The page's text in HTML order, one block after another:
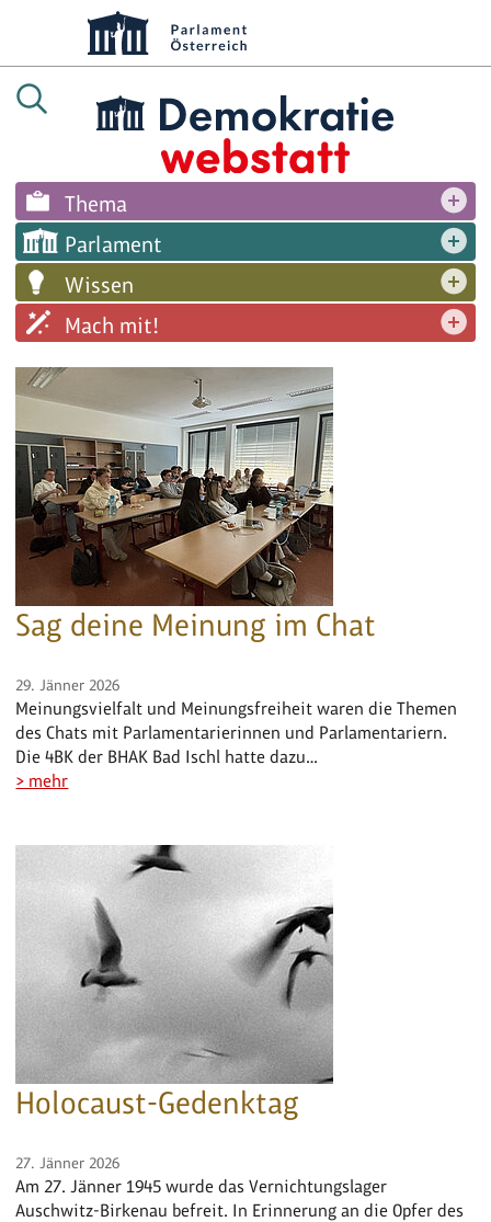
Thema
Parlament
Wissen
Mach mit!
Sag deine Meinung im Chat
29. Jänner 2026
Meinungsvielfalt und Meinungsfreiheit waren die Themen
des Chats mit Parlamentarierinnen und Parlamentariern.
Die 4BK der BHAK Bad Ischl hatte dazu…
> mehr
Holocaust-Gedenktag
27. Jänner 2026
Am 27. Jänner 1945 wurde das Vernichtungslager
Auschwitz-Birkenau befreit. In Erinnerung an die Opfer des